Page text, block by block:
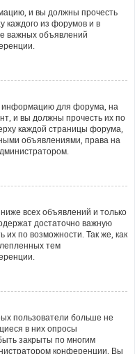
и вы должны прочесть
каждого из форумов и в
важных объявлений
информацию для форума, на
и вы должны прочесть их по
каждой страницы форума,
объявлениями, права на
всех объявлений и только
достаточно важную
по возможности. Так же, как
тем
пользователи больше не
в них опросы
закрыты по многим
конференции. Вы